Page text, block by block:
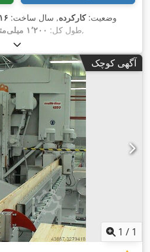
وضعیت:کارکرده, سال ساخت:
طول کل: ۱٬۲۰۰ میلی‌متر ,
آگهی کوچک
1 / 1